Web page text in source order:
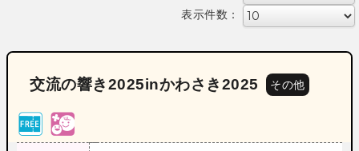
表示件数：
交流の響き2025inかわさき2025 その他